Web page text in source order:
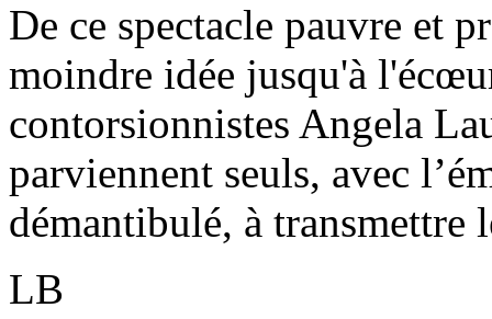
De ce spectacle pauvre et
moindre idée jusqu'à
contorsionnistes Angela
parviennent seuls, avec
démantibulé, à
LB